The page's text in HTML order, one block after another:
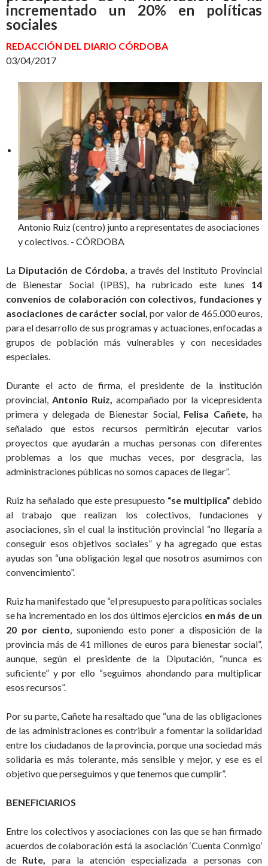
incrementado un 20% en políticas
sociales
REDACCIÓN DEL DIARIO CÓRDOBA
03/04/2017
Antonio Ruiz (centro) junto a representates de asociaciones
y colectivos. - CÓRDOBA
La Diputación de Córdoba , a través del Instituto Provincial
de Bienestar Social (IPBS), ha rubricado este lunes 14
convenios de colaboración con colectivos, fundaciones y
asociaciones de carácter social, por valor de 465.000 euros,
para el desarrollo de sus programas y actuaciones, enfocadas a
grupos de población más vulnerables y con necesidades
especiales.
Durante el acto de firma, el presidente de la institución
provincial, Antonio Ruiz, acompañado por la vicepresidenta
primera y delegada de Bienestar Social, Felisa Cañete, ha
señalado que estos recursos permitirán ejecutar varios
proyectos que ayudarán a muchas personas con diferentes
problemas a los que muchas veces, por desgracia, las
administraciones públicas no somos capaces de llegar”.
Ruiz ha señalado que este presupuesto “se multiplica” debido
al trabajo que realizan los colectivos, fundaciones y
asociaciones, sin el cual la institución provincial “no llegaría a
conseguir esos objetivos sociales” y ha agregado que estas
ayudas son “una obligación legal que nosotros asumimos con
convencimiento”.
Ruiz ha manifestado que “el presupuesto para políticas sociales
se ha incrementado en los dos últimos ejercicios en más de un
20 por ciento , suponiendo esto poner a disposición de la
provincia más de 41 millones de euros para bienestar social”,
aunque, según el presidente de la Diputación, “nunca es
suficiente” y por ello “seguimos ahondando para multiplicar
esos recursos”.
Por su parte, Cañete ha resaltado que “una de las obligaciones
de las administraciones es contribuir a fomentar la solidaridad
entre los ciudadanos de la provincia, porque una sociedad más
solidaria es más tolerante, más sensible y mejor, y ese es el
objetivo que perseguimos y que tenemos que cumplir”.
BENEFICIARIOS
Entre los colectivos y asociaciones con las que se han firmado
acuerdos de colaboración está la asociación ‘Cuenta Conmigo’
de Rute,
para la atención especializada a personas con